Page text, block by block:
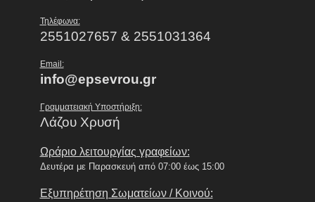
Τηλέφωνα:
2551027657 & 2551031364
Email:
info@epsevrou.gr
Γραμματειακή Υποστήριξη:
Λάζου Χρυσή
Ωράριο λειτουργίας γραφείων:
Δευτέρα με Παρασκευή από 07:00 έως 15:00
Εξυπηρέτηση Σωματείων / Κοινού: